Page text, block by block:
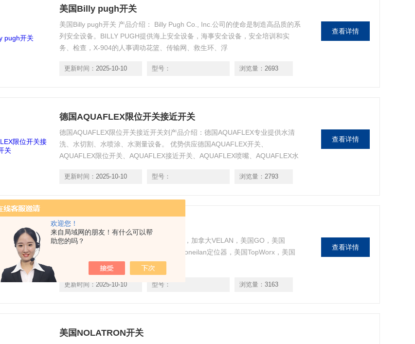
欢迎您！
来自局域网的朋友！有什么可以帮
助您的吗？
美国Billy pugh开关
美国Billy pugh开关 产品介绍： Billy Pugh Co., Inc.公司的使命是制造高品质的系
列安全设备。BILLY PUGH提供海上安全设备，海事安全设备，安全培训和实
务、检查，X-904的人事调动花篮、传输网、救生环、浮
更新时间： 2025-10-10 型号： 浏览量： 2693
查看详情
德国AQUAFLEX限位开关接近开关
德国AQUAFLEX限位开关接近开关刘产品介绍：德国AQUAFLEX专业提供水清
洗、水切割、水喷涂、水测量设备。 优势供应德国AQUAFLEX开关、
AQUAFLEX限位开关、AQUAFLEX接近开关、AQUAFLEX喷嘴、AQUAFLEX水
型、987型、256
更新时间： 2025-10-10 型号： 浏览量： 2793
查看详情
美国ITT开关
美国ITT开关 工业阀门： 美国Masoneilan，加拿大VELAN，美国GO，美国
Valtek 阀门附件： 美国PMV定位器，masoneilan定位器，美国TopWorx，美国
STONEL 限位开关
更新时间： 2025-10-10 型号： 浏览量： 3163
查看详情
美国NOLATRON开关